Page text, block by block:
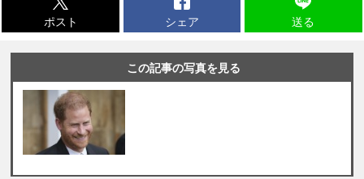
ポスト シェア 送る
この記事の写真を見る